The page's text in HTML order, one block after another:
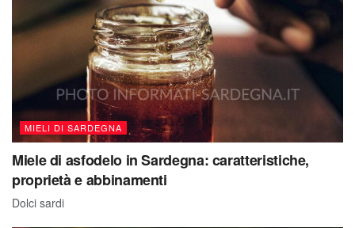
MIELI DI SARDEGNA
Miele di asfodelo in Sardegna: caratteristiche,
proprietà e abbinamenti
Dolci sardi